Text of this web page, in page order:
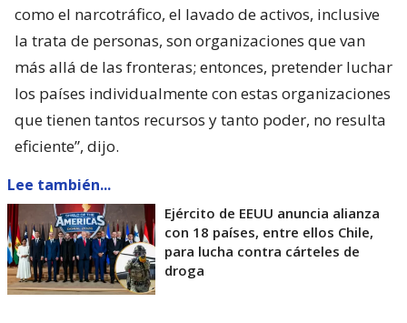
como el narcotráfico, el lavado de activos, inclusive
la trata de personas, son organizaciones que van
más allá de las fronteras; entonces, pretender luchar
los países individualmente con estas organizaciones
que tienen tantos recursos y tanto poder, no resulta
eficiente”, dijo.
Lee también...
Ejército de EEUU anuncia alianza
con 18 países, entre ellos Chile,
para lucha contra cárteles de
droga